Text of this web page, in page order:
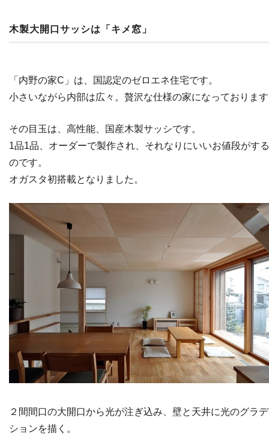
木製大開口サッシは「キメ窓」
「内野の家C」は、国認定のゼロエネ住宅です。
小さいながら内部は広々。贅沢な仕様の家になっておりま
その目玉は、高性能、国産木製サッシです。
1品1品、オーダーで製作され、それなりにいいお値段がす
のです。
オガスタ初搭載となりました。
２間間口の大開口から光が注ぎ込み、壁と天井に光のグラ
ションを描く。